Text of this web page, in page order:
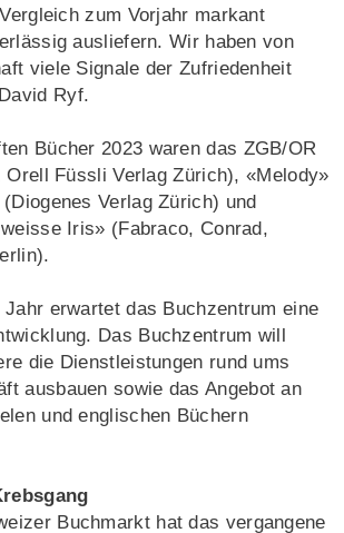
zum Vorjahr markant
ausliefern. Wir haben von
viele Signale der Zufriedenheit
Ryf.
Bücher 2023 waren das ZGB/OR
Orell Füssli Verlag Zürich), «Melody»
Verlag Zürich) und
Iris» (Fabraco, Conrad,
Jahr erwartet das Buchzentrum eine
Das Buchzentrum will
die Dienstleistungen rund ums
ausbauen sowie das Angebot an
und englischen Büchern
Buchmarkt hat das vergangene